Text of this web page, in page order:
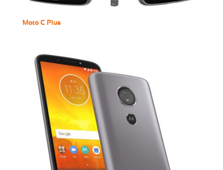
Moto C Plus